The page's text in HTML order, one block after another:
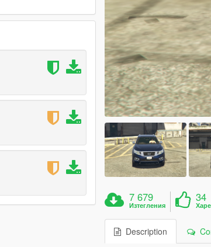
7 679
Изтегления
34
Description